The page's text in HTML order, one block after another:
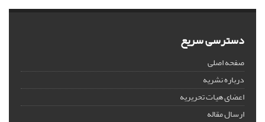
دسترسی سریع
صفحه اصلی
درباره نشریه
اعضای هیات تحریریه
ارسال مقاله